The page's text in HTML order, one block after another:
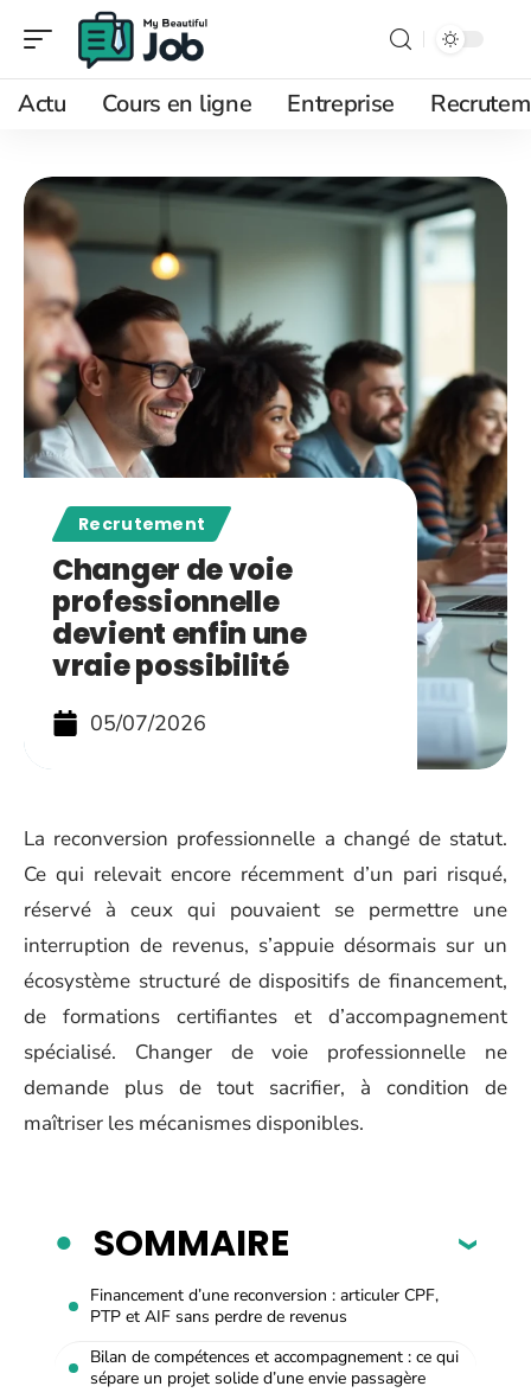
Actu Cours en ligne Entreprise
Recrutement
Changer de voie
professionnelle
devient enfin une
vraie possibilité
05/07/2026
La reconversion professionnelle a changé de statut.
Ce qui relevait encore récemment d’un pari risqué,
réservé à ceux qui pouvaient se permettre une
interruption de revenus, s’appuie désormais sur un
écosystème structuré de dispositifs de financement,
de formations certifiantes et d’accompagnement
spécialisé. Changer de voie professionnelle ne
demande plus de tout sacrifier, à condition de
maîtriser les mécanismes disponibles.
SOMMAIRE
Financement d’une reconversion : articuler CPF,
PTP et AIF sans perdre de revenus
Bilan de compétences et accompagnement : ce qui
sépare un projet solide d’une envie passagère